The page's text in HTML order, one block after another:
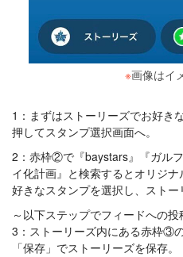
※画像はイ
1：まずはストーリーズでお好
押してスタンプ選択画面へ。
2：赤枠②で『baystars』『ガル
イ化計画』と検索するとオリジ
好きなスタンプを選択し、ストー
～以下ステップでフィードへの投
3：ストーリーズ内にある赤枠③
「保存」でストーリーズを保存。